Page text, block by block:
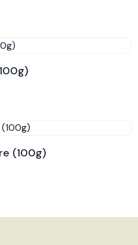
(100g)